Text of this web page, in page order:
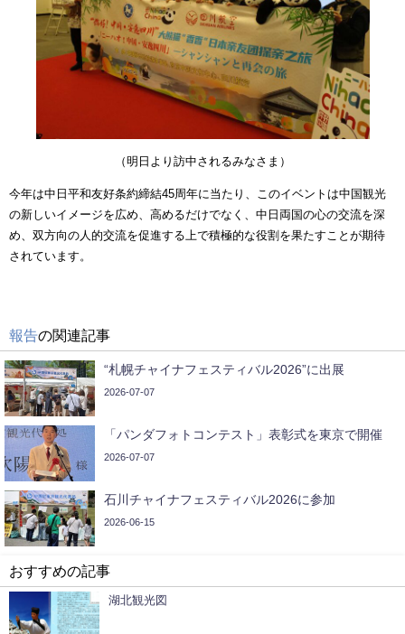
（明日より訪中されるみなさま）
今年は中日平和友好条約締結45周年に当たり、このイベントは中国観光
の新しいイメージを広め、高めるだけでなく、中日両国の心の交流を深
め、双方向の人的交流を促進する上で積極的な役割を果たすことが期待
されています。
報告の関連記事
“札幌チャイナフェスティバル2026”に出展
2026-07-07
「パンダフォトコンテスト」表彰式を東京で開催
2026-07-07
石川チャイナフェスティバル2026に参加
2026-06-15
おすすめの記事
湖北観光図